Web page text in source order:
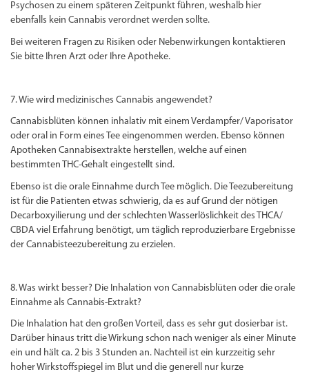
Psychosen zu einem späteren Zeitpunkt führen, weshalb hier
ebenfalls kein Cannabis verordnet werden sollte.
Bei weiteren Fragen zu Risiken oder Nebenwirkungen kontaktieren
Sie bitte Ihren Arzt oder Ihre Apotheke.
7. Wie wird medizinisches Cannabis angewendet?
Cannabisblüten können inhalativ mit einem Verdampfer/ Vaporisator
oder oral in Form eines Tee eingenommen werden. Ebenso können
Apotheken Cannabisextrakte herstellen, welche auf einen
bestimmten THC-Gehalt eingestellt sind.
Ebenso ist die orale Einnahme durch Tee möglich. Die Teezubereitung
ist für die Patienten etwas schwierig, da es auf Grund der nötigen
Decarboxyilierung und der schlechten Wasserlöslichkeit des THCA/
CBDA viel Erfahrung benötigt, um täglich reproduzierbare Ergebnisse
der Cannabisteezubereitung zu erzielen.
8. Was wirkt besser? Die Inhalation von Cannabisblüten oder die orale
Einnahme als Cannabis-Extrakt?
Die Inhalation hat den großen Vorteil, dass es sehr gut dosierbar ist.
Darüber hinaus tritt die Wirkung schon nach weniger als einer Minute
ein und hält ca. 2 bis 3 Stunden an. Nachteil ist ein kurzzeitig sehr
hoher Wirkstoffspiegel im Blut und die generell nur kurze